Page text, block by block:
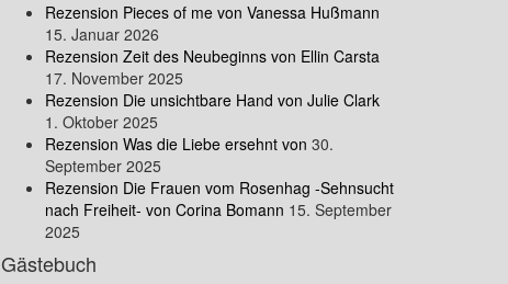
Rezension Pieces of me von Vanessa Hußmann
15. Januar 2026
Rezension Zeit des Neubeginns von Ellin Carsta
17. November 2025
Rezension Die unsichtbare Hand von Julie Clark
1. Oktober 2025
Rezension Was die Liebe ersehnt von 30.
September 2025
Rezension Die Frauen vom Rosenhag -Sehnsucht
nach Freiheit- von Corina Bomann 15. September
2025
Gästebuch